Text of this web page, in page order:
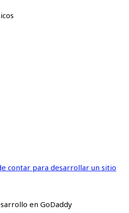
contar para desarrollar un sitio
en GoDaddy